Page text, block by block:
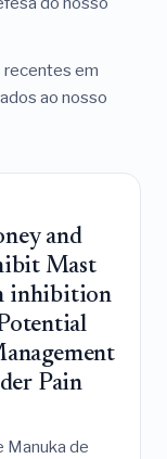
recentes em
ao nosso
and
Mast
inhibition
Pain
Manuka de